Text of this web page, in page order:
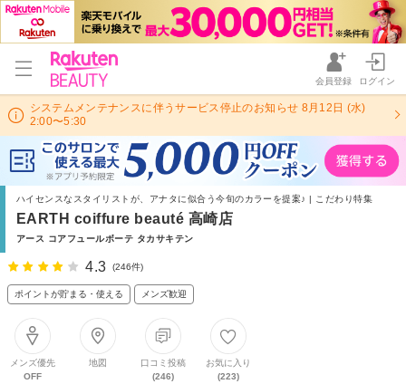
会員登録 ログイン
システムメンテナンスに伴うサービス停止のお知らせ 8月12日 (水)
2:00〜5:30
ハイセンスなスタイリストが、アナタに似合う今旬のカラーを提案♪ | こだわり特集
EARTH coiffure beauté 高崎店
アース コアフュールボーテ タカサキテン
4.3 (246件)
ポイントが貯まる・使える メンズ歓迎
メンズ優先
OFF
地図
口コミ投稿
(246)
お気に入り
(223)